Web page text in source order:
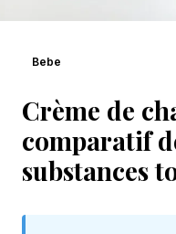
Bebe
Crème de
comparatif
substances